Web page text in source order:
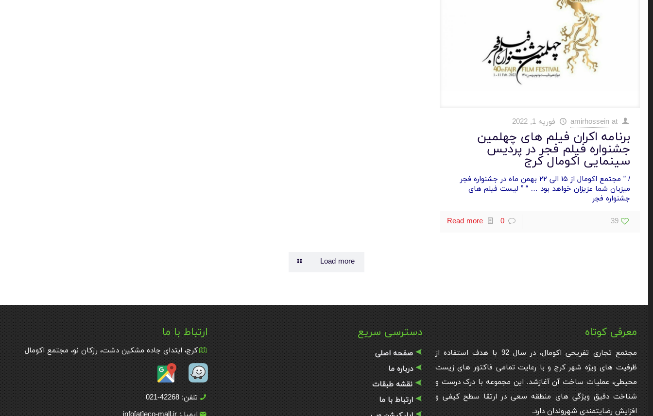
amirhossein at فوریه 1, 2022
برنامه اکران فیلم های چهلمین
جشنواره فیلم فجر در پردیس
سینمایی اکومال کرج
/ ” مجتمع اکومال از ۱۵ الی ۲۲ بهمن ماه در جشنواره فجر
میزبان شما عزیزان خواهد بود … “ ” لیست فیلم های
جشنواره فجر
39
0
Read more
Load more
معرفی کوتاه
مجتمع تجاری تفریحی اکومال، در سال 92 با هدف استفاده از
ظرفیت های ویژه شهر کرج و با رعایت تمامی فاکتور های زیست
محیطی، عملیات ساخت آن آغازشد. این مجموعه با درک درست و
شناخت دقیق ویژگی های منطقه سعی در ارتقا سطح کیفی و
افزایش رضایتمندی شهروندان دارد.
دسترسی سریع
صفحه اصلی
درباره ما
نقشه طبقات
ارتباط با ما
ارتباط با ما
کرج، ابتدای جاده مشکین دشت، رزکان نو، مجتمع اکومال
تلفن: 42268-021